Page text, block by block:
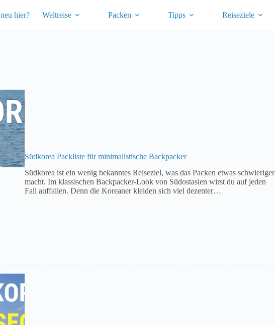
neu hier? Weltreise Packen Tipps Reiseziele
Südkorea Packliste für minimalistische Backpacker
Südkorea ist ein wenig bekanntes Reiseziel, was das Packen etwas schwieriger
macht. Im klassischen Backpacker-Look von Südostasien wirst du auf jeden
Fall auffallen. Denn die Koreaner kleiden sich viel dezenter…